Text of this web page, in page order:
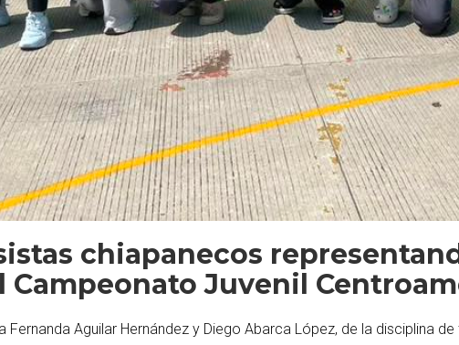
chiapanecos
Campeonato Juvenil
Fernanda Aguilar Hernández y Diego Abarca López, de la disciplina